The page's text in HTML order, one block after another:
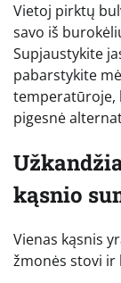
Vietoj pirktų
savo iš
Supjaustykite
pabarstykite
temperatūroje,
pigesnė
kąsnio
Vienas kąsnis
žmonės stovi ir